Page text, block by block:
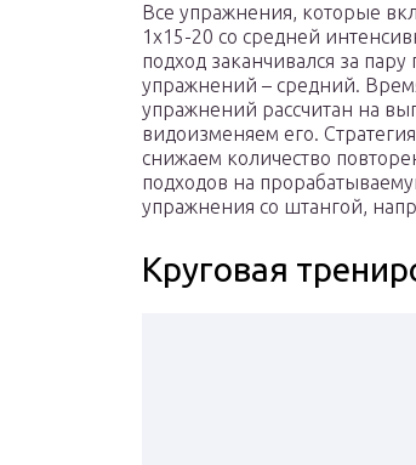
Все упражнения, которые
1х15-20 со средней
подход заканчивался за
упражнений – средний.
упражнений рассчитан на
видоизменяем его.
снижаем количество
подходов на
упражнения со штангой,
Круговая